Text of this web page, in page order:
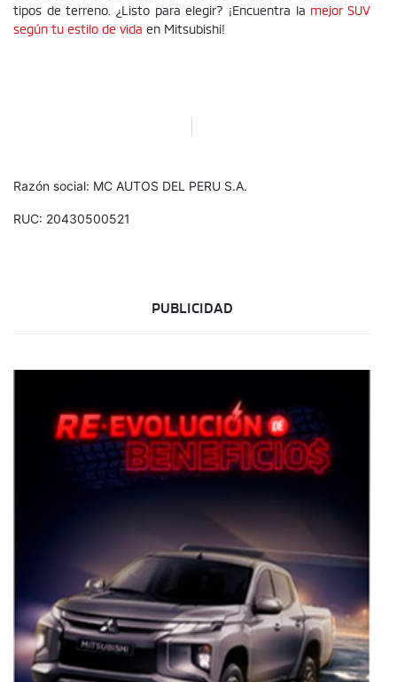
tipos de terreno. ¿Listo para elegir? ¡Encuentra la mejor SUV
según tu estilo de vida en Mitsubishi!
Razón social: MC AUTOS DEL PERU S.A.
RUC: 20430500521
PUBLICIDAD